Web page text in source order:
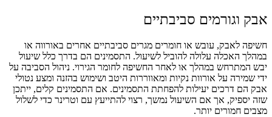
אבק וגורמים סביבתיים
חשיפה לאבק, עובש או חומרים מגרים סביבתיים אחרים באורווה או
במהלך האכלה עלולה להוביל לשיעול. התסמינים הם בדרך כלל שיעול
יבש המתרחש במהלך או לאחר החשיפה לחומר הגירוי. ניהול הסביבה על
ידי שמירה על אורוות נקיות ומאווררות היטב ושימוש בהזנה ומצע נטולי
אבק הם דרכים יעילות להפחתת התסמינים. אם התסמינים קלים, ייתכן
שזה יספיק, אך אם השיעול נמשך, רצוי להתייעץ עם וטרינר כדי לשלול
מצבים חמורים יותר.